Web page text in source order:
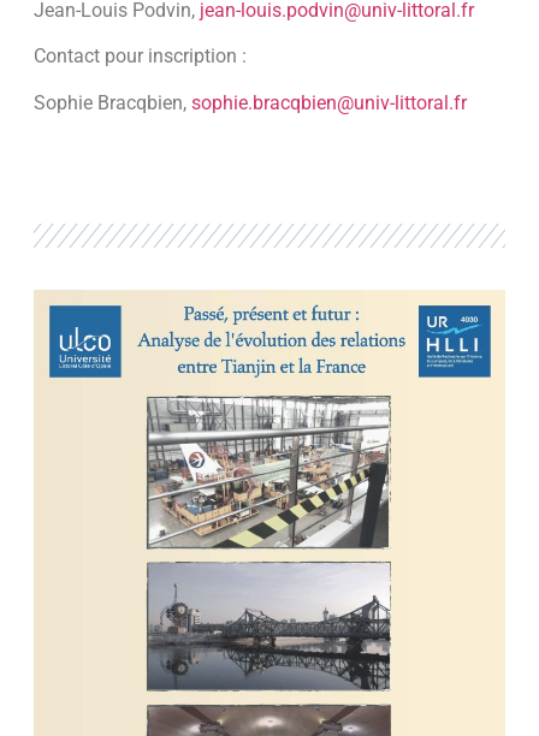
Jean-Louis Podvin, jean-louis.podvin@univ-littoral.fr
Contact pour inscription :
Sophie Bracqbien, sophie.bracqbien@univ-littoral.fr